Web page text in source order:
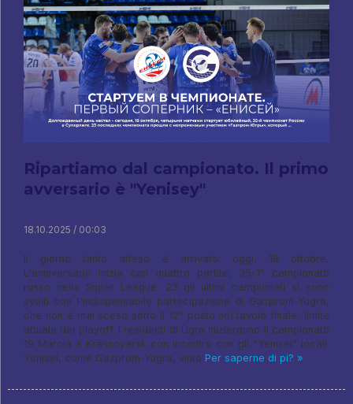
Ripartiamo dal campionato. Il primo
avversario è "Yenisey"
18.10.2025 / 00:03
Il giorno tanto atteso è arrivato: oggi, 18 ottobre,
L'anniversario inizia con quattro partite, 35-1° campionato
russo nella Super League. 23 gli ultimi campionati si sono
svolti con l'indispensabile partecipazione di Gazprom-Yugra,
che non è mai sceso sotto il 12° posto nel tavolo finale, limite
attuale dei playoff. I residenti di Ugra inizieranno il campionato
19 Marcia a Krasnoyarsk con incontro con gli “Yenisei” locali.
Yenisei, come Gazprom-Yugra, vinto Per saperne di pi? »